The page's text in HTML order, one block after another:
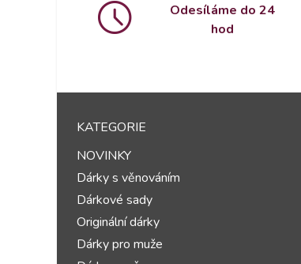
Odesíláme do 24
hod
KATEGORIE
NOVINKY
Dárky s věnováním
Dárkové sady
Originální dárky
Dárky pro muže